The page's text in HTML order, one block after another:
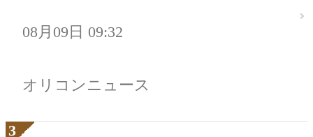
08月09日 09:32
オリコンニュース